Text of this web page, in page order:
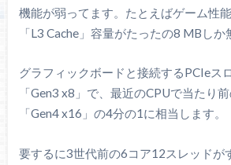
コア数
6
スレッド数
12
ベースクロック
3.60 GHz
ブーストクロック
全コア使用時
4.10 GHz
手動OC
可能
機能が弱ってます。たとえばゲーム性
「L3 Cache」容量がたったの8 MBしか
グラフィックボードと接続するPCIeス
「Gen3 x8」で、最近のCPUで当たり
「Gen4 x16」の4分の1に相当します。
要するに3世代前の6コア12スレッドが